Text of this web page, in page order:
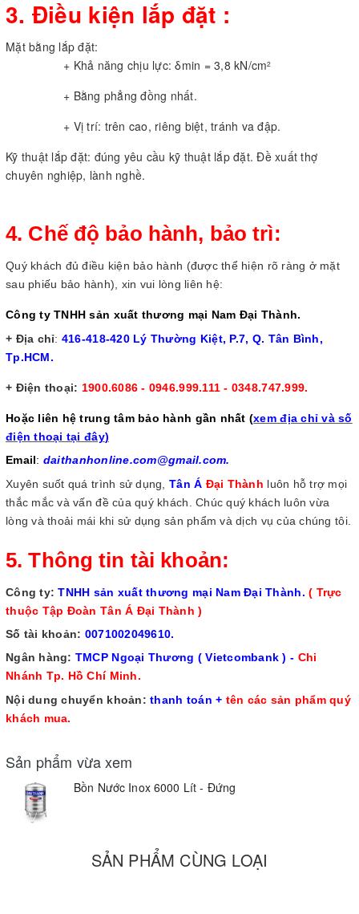
3. Điều kiện lắp đặt :
Mặt bằng lắp đặt:
+ Khả năng chịu lực: δmin = 3,8 kN/cm2
+ Bằng phẳng đồng nhất.
+ Vị trí: trên cao, riêng biệt, tránh va đập.
Kỹ thuật lắp đặt: đúng yêu cầu kỹ thuật lắp đặt. Đề xuất thợ
chuyên nghiệp, lành nghề.
4. Chế độ bảo hành, bảo trì:
Quý khách đủ điều kiện bảo hành (được thể hiện rõ ràng ở mặt
sau phiếu bảo hành), xin vui lòng liên hệ:
Công ty TNHH sản xuất thương mại Nam Đại Thành.
+ Địa chỉ: 416-418-420 Lý Thường Kiệt, P.7, Q. Tân Bình,
Tp.HCM.
+ Điện thoại: 1900.6086 - 0946.999.111 - 0348.747.999.
Hoặc liên hệ trung tâm bảo hành gần nhất (xem địa chỉ và số
điện thoại tại đây)
Email: daithanhonline.com@gmail.com.
Xuyên suốt quá trình sử dụng, Tân Á Đại Thành luôn hỗ trợ mọi
thắc mắc và vấn đề của quý khách. Chúc quý khách luôn vừa
lòng và thoải mái khi sử dụng sản phẩm và dịch vụ của chúng tôi.
5. Thông tin tài khoản:
Công ty: TNHH sản xuất thương mại Nam Đại Thành. ( Trực
thuộc Tập Đoàn Tân Á Đại Thành )
Số tài khoản: 0071002049610.
Ngân hàng: TMCP Ngoại Thương ( Vietcombank ) - Chi
Nhánh Tp. Hồ Chí Minh.
Nội dung chuyển khoản: thanh toán + tên các sản phẩm quý
khách mua.
Sản phẩm vừa xem
Bồn Nước Inox 6000 Lít - Đứng
SẢN PHẨM CÙNG LOẠI